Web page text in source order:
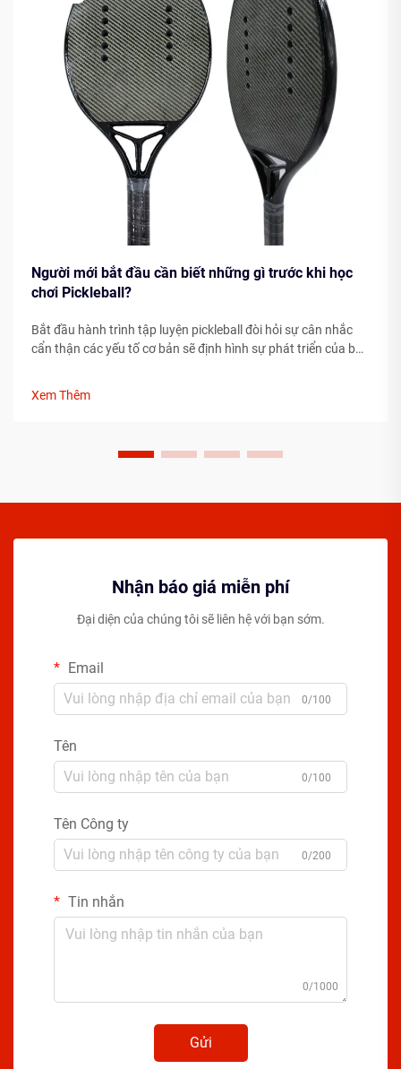
Người mới bắt đầu cần biết những gì trước khi học
chơi Pickleball?
Bắt đầu hành trình tập luyện pickleball đòi hỏi sự cân nhắc
cẩn thận các yếu tố cơ bản sẽ định hình sự phát triển của bạn
Xem Thêm
Nhận báo giá miễn phí
Đại diện của chúng tôi sẽ liên hệ với bạn sớm.
Email
0/100
Tên
0/100
Tên Công ty
0/200
Tin nhắn
0/1000
Gửi